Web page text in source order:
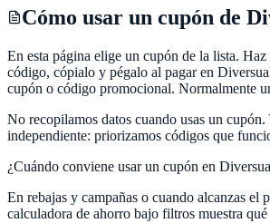
Cómo usar un cupón de
En esta página elige un cupón de la lista.
código, cópialo y pégalo al pagar en
cupón o código promocional. Normalmente
No recopilamos datos cuando usas un cupón.
independiente: priorizamos códigos que
¿Cuándo conviene usar un cupón en
En rebajas y campañas o cuando alcanzas el
calculadora de ahorro bajo filtros muestra